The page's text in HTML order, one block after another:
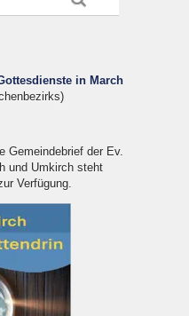
in March
Gemeindebrief der Ev.
und Umkirch steht
Verfügung.